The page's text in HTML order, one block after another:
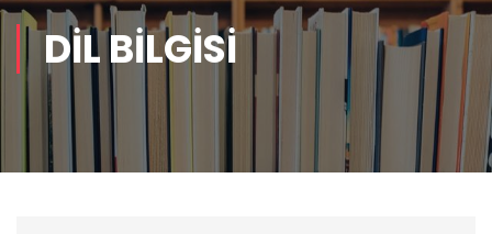
DIL BILGISI